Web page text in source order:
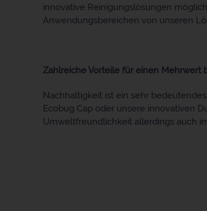
innovative Reinigungslösungen
Anwendungsbereichen von unseren
Zahlreiche Vorteile für einen Mehrwert
Nachhaltigkeit ist ein sehr
Ecobug Cap oder unsere innovativen
Umweltfreundlichkeit allerdings auch